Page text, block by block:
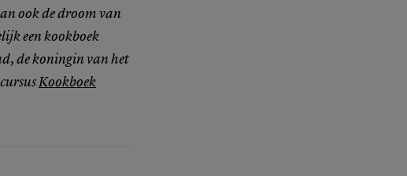
ook de droom van
een kookboek
de koningin van het
Kookboek